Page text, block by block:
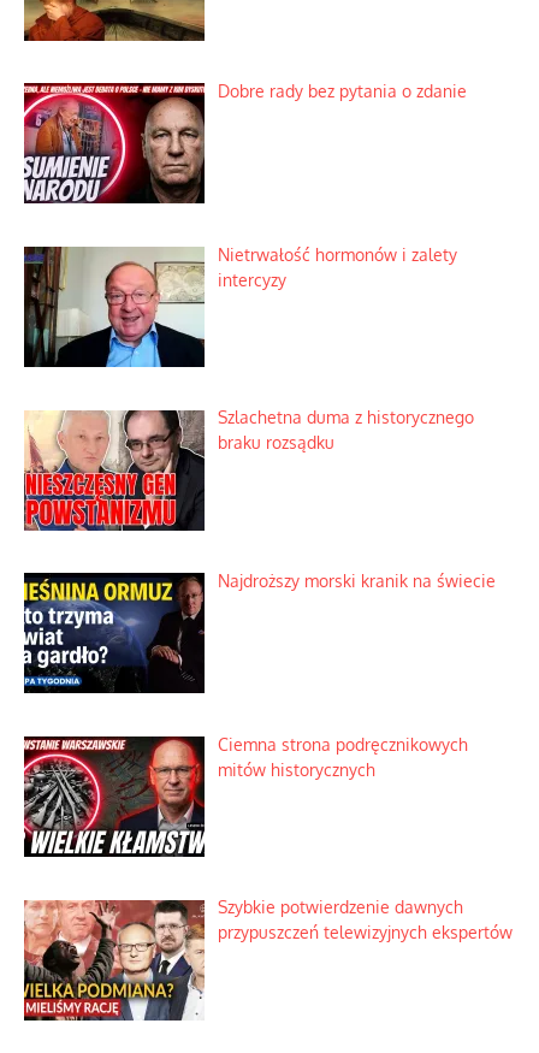
Dobre rady bez pytania o zdanie
Nietrwałość hormonów i zalety
intercyzy
Szlachetna duma z historycznego
braku rozsądku
Najdroższy morski kranik na świecie
Ciemna strona podręcznikowych
mitów historycznych
Szybkie potwierdzenie dawnych
przypuszczeń telewizyjnych ekspertów